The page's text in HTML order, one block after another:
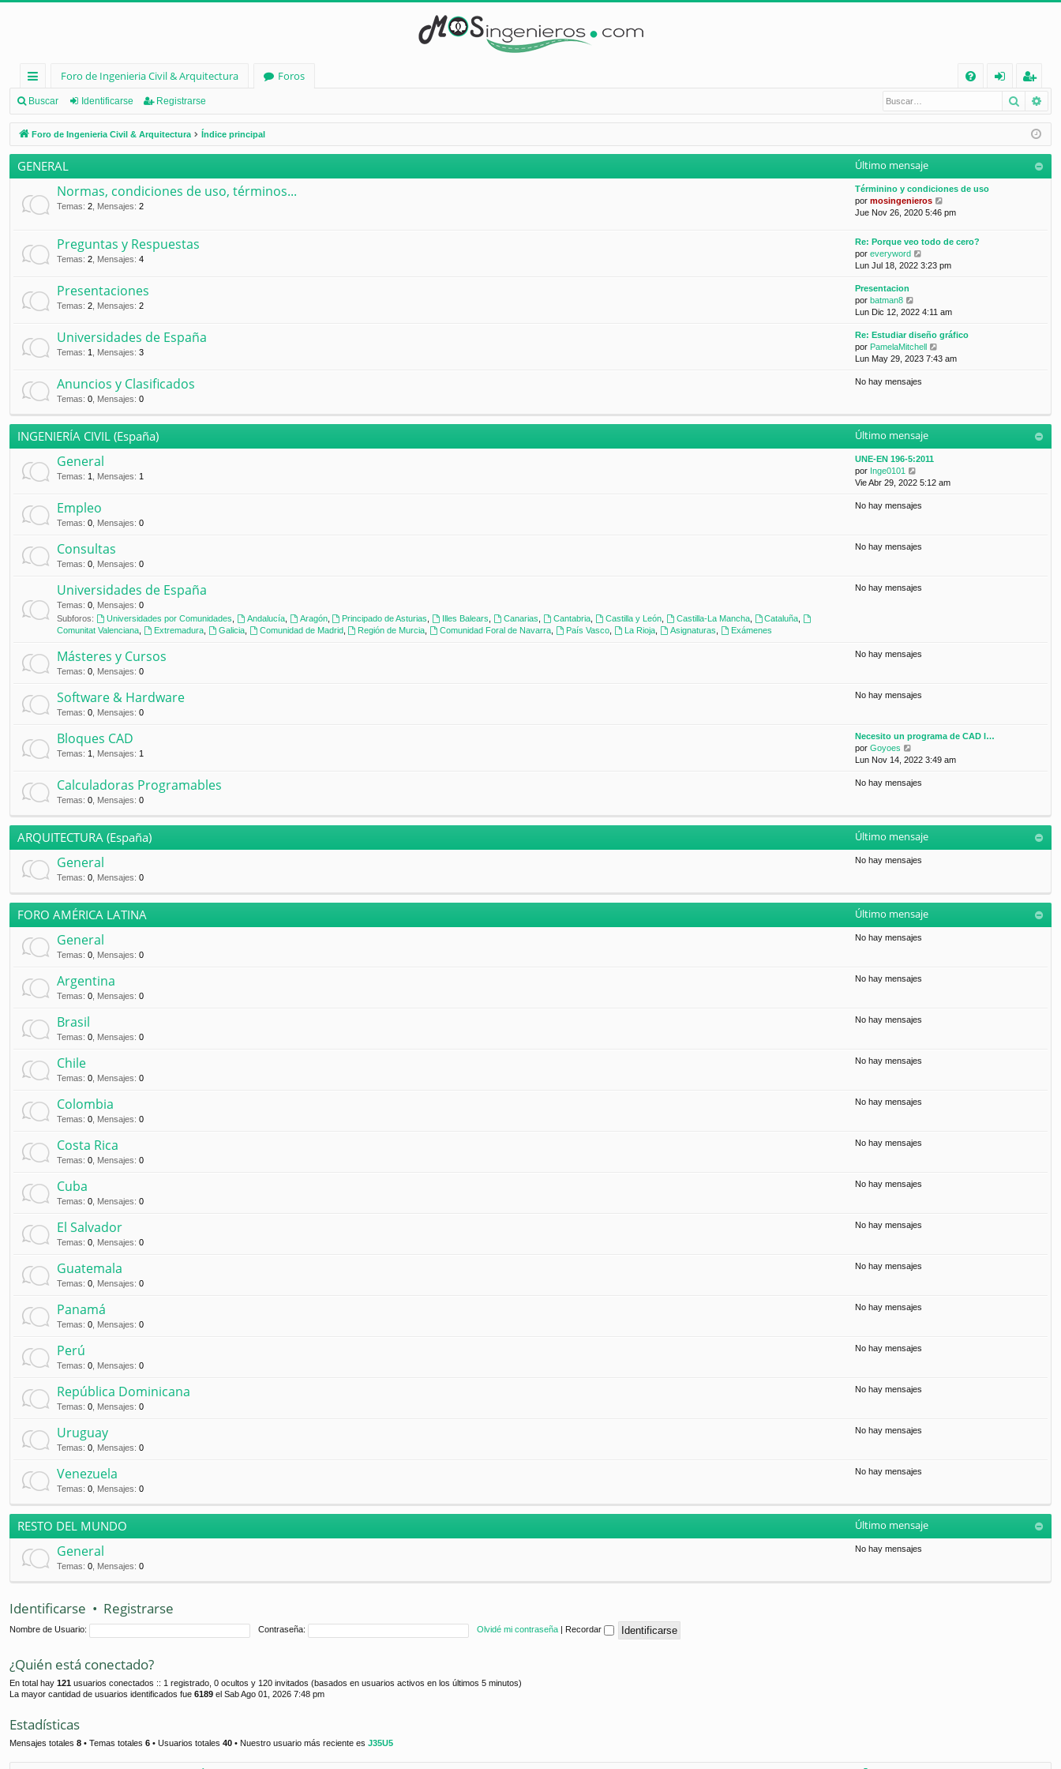
nl
ac
es
rá
pi
os
Foro de Ingenieria Civil & Arquitectura
Foros
Q
nt
ifi
eg
ist
ra
Buscar Identificarse Registrarse Buscar
Foro de Ingenieria Civil & Arquitectura Índice principal
GENERAL Último mensaje
Normas, condiciones de uso, términos...
Temas: 2 Mensajes: 2
Términino y condiciones de uso
por mosingenieros
e
l
i
e
s
Jue Nov 26, 2020 5:46 pm
Preguntas y Respuestas
Temas: 2 Mensajes: 4
Re: Porque veo todo de cero?
por everyword
e
t
m
o
m
j
e
Lun Jul 18, 2022 3:23 pm
Presentaciones
Temas: 2 Mensajes: 2
Presentacion
por batman8
e
ú
l
t
m
e
s
j
e
Lun Dic 12, 2022 4:11 am
Universidades de España
Temas: 1 Mensajes: 3
Re: Estudiar diseño gráfico
por PamelaMitchell
e
i
s
Lun May 29, 2023 7:43 am
Anuncios y Clasificados
Temas: 0 Mensajes: 0
No hay mensajes
INGENIERÍA CIVIL (España) Último mensaje
General
Temas: 1 Mensajes: 1
UNE-EN 196-5:2011
por Inge0101
e
ú
m
e
Vie Abr 29, 2022 5:12 am
Empleo
Temas: 0 Mensajes: 0
No hay mensajes
Consultas
Temas: 0 Mensajes: 0
No hay mensajes
Universidades de España
Temas: 0 Mensajes: 0
Subforos:
Universidades por Comunidades Andalucía, Aragón, Principado de Asturias Illes Balears Canarias Cantabria, Castilla y León, Castilla-La Mancha, Cataluña
Comunitat Valenciana
Extremadura, Galicia, Comunidad de Madrid, Región de Murcia Comunidad Foral de Navarra País Vasco La Rioja, Asignaturas Exámenes
No hay mensajes
Másteres y Cursos
Temas: 0 Mensajes: 0
No hay mensajes
Software & Hardware
Temas: 0 Mensajes: 0
No hay mensajes
Bloques CAD
Temas: 1 Mensajes: 1
Necesito un programa de CAD l…
por Goyoes
e
ú
i
o
e
a
j
Lun Nov 14, 2022 3:49 am
Calculadoras Programables
Temas: 0 Mensajes: 0
No hay mensajes
ARQUITECTURA (España) Último mensaje
General
Temas: 0 Mensajes: 0
No hay mensajes
FORO AMÉRICA LATINA Último mensaje
General
Temas: 0 Mensajes: 0
No hay mensajes
Argentina
Temas: 0 Mensajes: 0
No hay mensajes
Brasil
Temas: 0 Mensajes: 0
No hay mensajes
Chile
Temas: 0 Mensajes: 0
No hay mensajes
Colombia
Temas: 0 Mensajes: 0
No hay mensajes
Costa Rica
Temas: 0 Mensajes: 0
No hay mensajes
Cuba
Temas: 0 Mensajes: 0
No hay mensajes
El Salvador
Temas: 0 Mensajes: 0
No hay mensajes
Guatemala
Temas: 0 Mensajes: 0
No hay mensajes
Panamá
Temas: 0 Mensajes: 0
No hay mensajes
Perú
Temas: 0 Mensajes: 0
No hay mensajes
República Dominicana
Temas: 0 Mensajes: 0
No hay mensajes
Uruguay
Temas: 0 Mensajes: 0
No hay mensajes
Venezuela
Temas: 0 Mensajes: 0
No hay mensajes
RESTO DEL MUNDO Último mensaje
General
Temas: 0 Mensajes: 0
No hay mensajes
Identificarse • Registrarse
Nombre de Usuario: Contraseña: Olvidé mi contraseña Recordar
¿Quién está conectado?
En total hay 121 usuarios conectados :: 1 registrado, 0 ocultos y 120 invitados (basados en usuarios activos en los últimos 5 minutos)
La mayor cantidad de usuarios identificados fue 6189 el Sab Ago 01, 2026 7:48 pm
Estadísticas
Mensajes totales 8 • Temas totales 6 • Usuarios totales 40 • Nuestro usuario más reciente es J35U5